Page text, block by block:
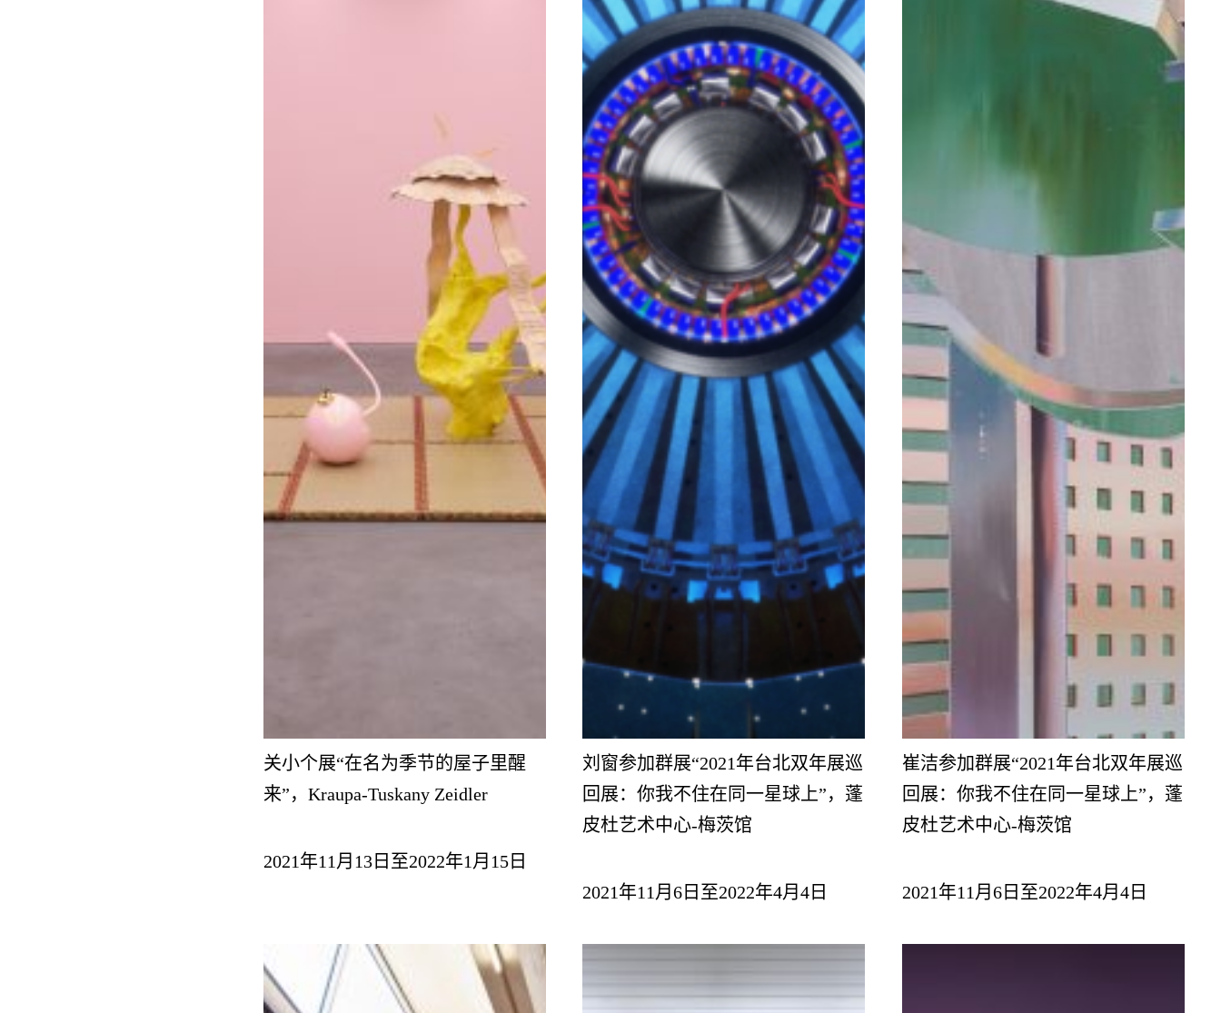
关小个展“在名为季节的屋子里醒
来”，Kraupa-Tuskany Zeidler
2021年11月13日至2022年1月15日
刘窗参加群展“2021年台北双年展巡
回展：你我不住在同一星球上”，蓬
皮杜艺术中心-梅茨馆
2021年11月6日至2022年4月4日
崔洁参加群展“2021年台北双年展巡
回展：你我不住在同一星球上”，蓬
皮杜艺术中心-梅茨馆
2021年11月6日至2022年4月4日